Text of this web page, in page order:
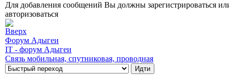
Для добавления сообщений Вы должны зарегистрироваться
авторизоваться
Форум Адыгеи
IT - форум Адыгеи
Связь мобильная, спутниковая, проводная